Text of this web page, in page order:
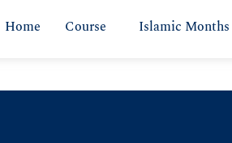
Home Course Islamic Months